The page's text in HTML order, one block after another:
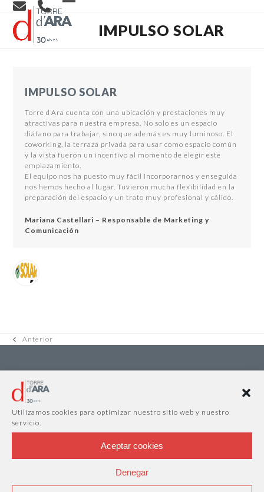
Utilizamos cookies para optimizar nuestro sitio web y nuestro
servicio.
Aceptar cookies
Denegar
Skip
content
Open
mobile
Close
mobileIMPULSO SOLAR
IMPULSO SOLAR
Torre d’Ara cuenta con una ubicación y prestaciones muy
atractivas para nuestra empresa. No solo es un espacio
diáfano para trabajar, sino que además es muy luminoso. El
coworking, la terraza privada para usar como espacio común
y la vista fueron un incentivo al momento de elegir este
emplazamiento.
El equipo nos ha puesto muy fácil incorporarnos y enseguida
nos hemos hecho al lugar. Tuvieron mucha flexibilidad en la
preparación del espacio y un trato muy profesional y cálido.
Mariana Castellari – Responsable de Marketing y
Comunicación
previous
Anterior